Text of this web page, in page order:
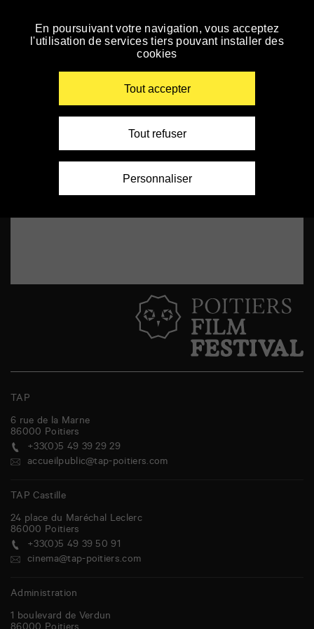
Accéder
Renseigner
Vidéos
TAP
6 rue de la Marne
86000 Poitiers
+33(0)5 49 39 29 29
accueilpublic@tap-poitiers.com
TAP Castille
24 place du Maréchal Leclerc
86000 Poitiers
+33(0)5 49 39 50 91
cinema@tap-poitiers.com
Administration
1 boulevard de Verdun
En poursuivant votre navigation, vous acceptez
l'utilisation de services tiers pouvant installer des
cookies
Tout accepter
Tout refuser
Personnaliser